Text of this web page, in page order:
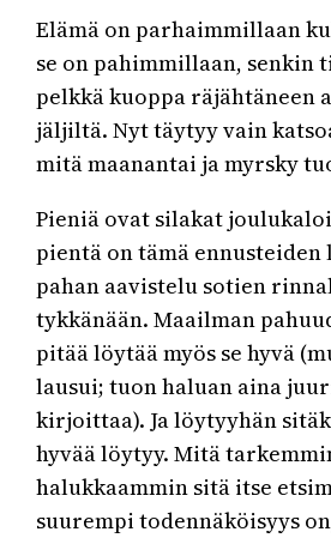
Elämä on parhaimmillaan
se on pahimmillaan, senkin
pelkkä kuoppa räjähtäneen
jäljiltä. Nyt täytyy vain
mitä maanantai ja myrsky
Pieniä ovat silakat
pientä on tämä ennusteiden
pahan aavistelu sotien
tykkänään. Maailman
pitää löytää myös se hyvä
lausui; tuon haluan aina
kirjoittaa). Ja löytyyhän
hyvää löytyy. Mitä
halukkaammin sitä itse
suurempi todennäköisyys